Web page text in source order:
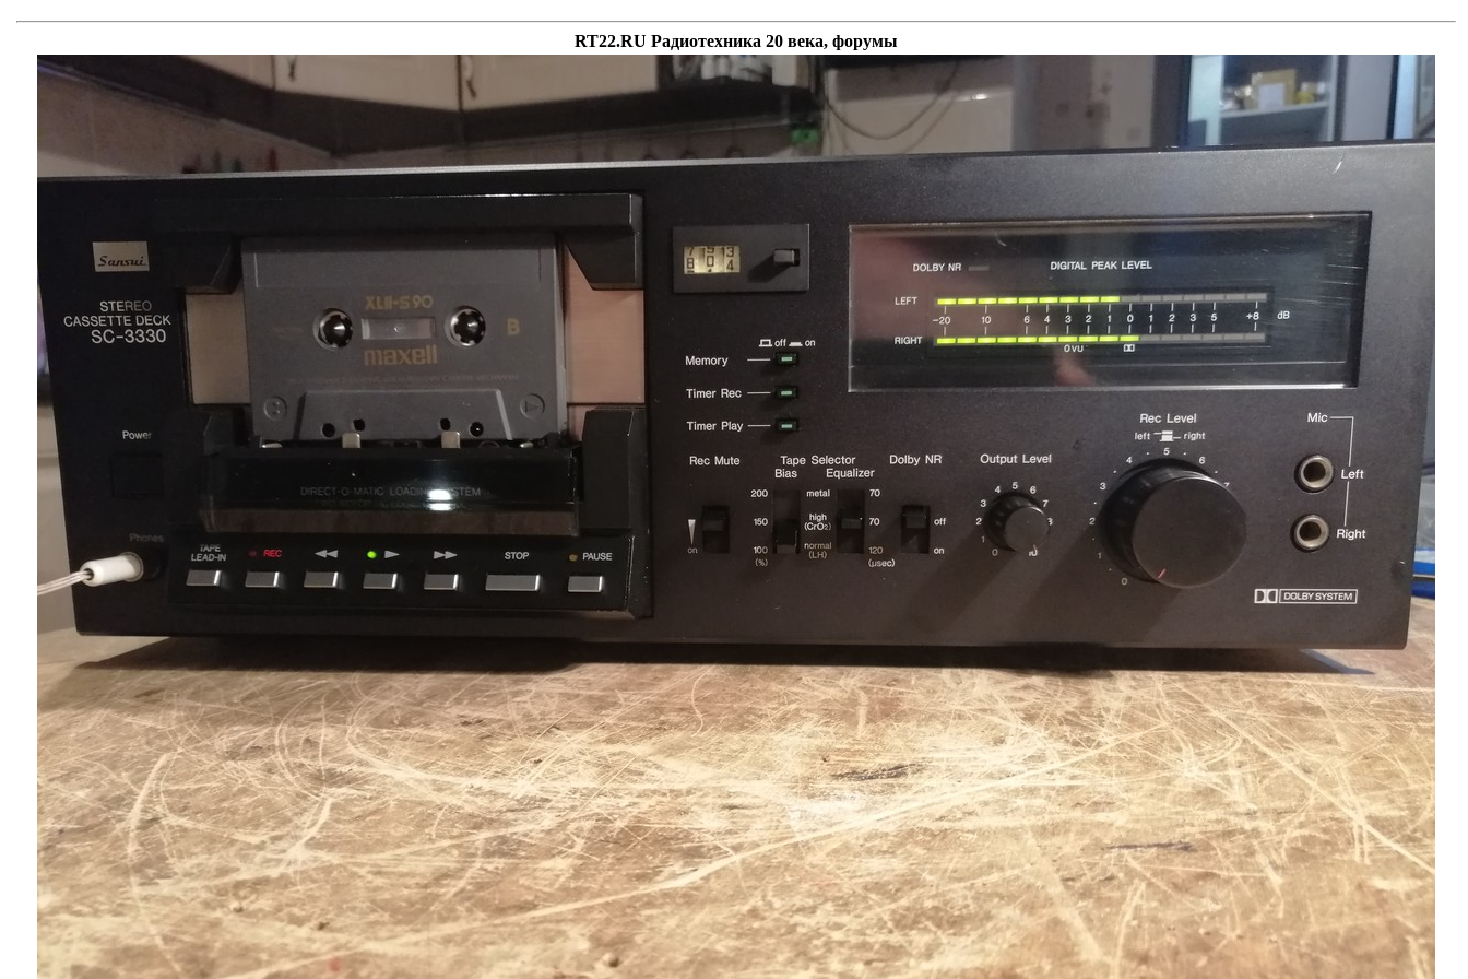
RT22.RU Радиотехника 20 века, форумы